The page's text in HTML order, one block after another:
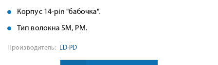
Корпус 14-pin "бабочка".
Тип волокна SM, PM.
Производитель: LD-PD